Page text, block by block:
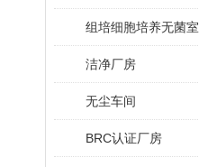
组培细胞培养无菌室
洁净厂房
无尘车间
BRC认证厂房